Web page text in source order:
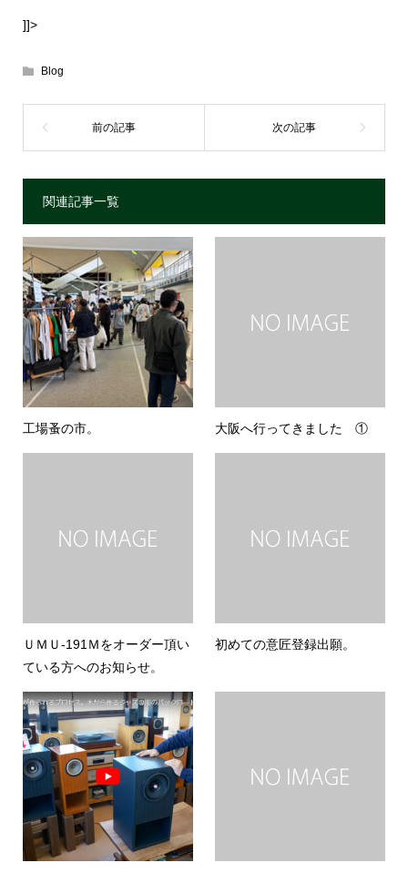
]]>
Blog
関連記事一覧
工場蚤の市。 大阪へ行ってきました ①
ＵＭＵ-191Ｍをオーダー頂い
ている方へのお知らせ。
初めての意匠登録出願。